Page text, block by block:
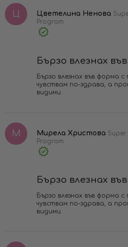
Ц Цветелина Ненова
Program
Бързо влезнах
Бързо влезнах във форма
чувствам по-здрава, а
видими.
М Мирела Христова Super
Program
Бързо влезнах
Бързо влезнах във форма
чувствам по-здрава, а
видими.